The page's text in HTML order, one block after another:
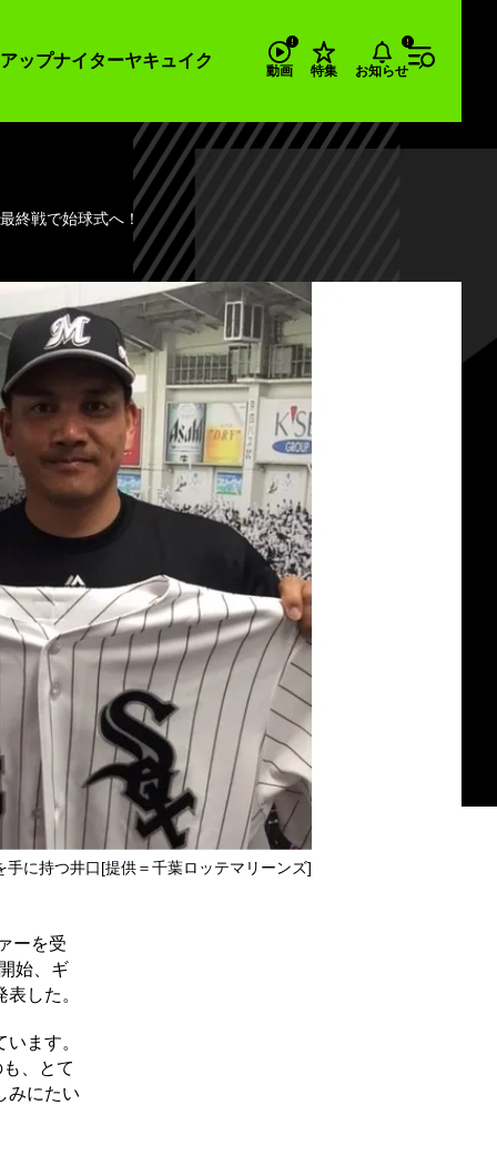
ップナイターヤキュイク
動画 特集 お知らせ
終戦で始球式へ！
に持つ井口[提供＝千葉ロッテマリーンズ]
ーを受
始、ギ
した。
ます。
、とて
みにたい